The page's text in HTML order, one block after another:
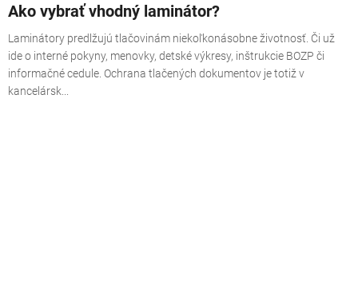
Ako vybrať vhodný laminátor?
Laminátory predlžujú tlačovinám niekoľkonásobne životnosť. Či už
ide o interné pokyny, menovky, detské výkresy, inštrukcie BOZP či
informačné cedule. Ochrana tlačených dokumentov je totiž v
kancelársk...